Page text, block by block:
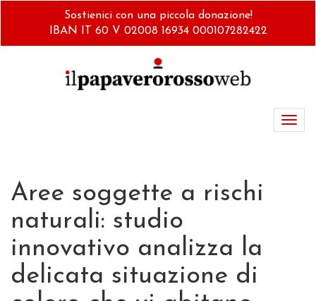
Sostienici con una piccola donazione!
IBAN IT 60 V 02008 16934 000107282422
Aree soggette a rischi
naturali: studio
innovativo analizza la
delicata situazione di